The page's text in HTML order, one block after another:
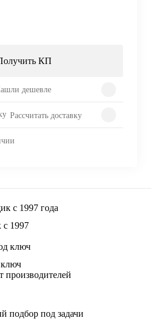
КП
дешевле
Рассчитать доставку
1997